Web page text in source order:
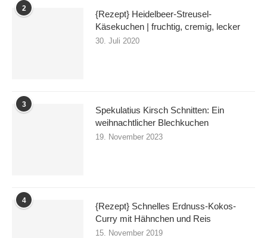
2
{Rezept} Heidelbeer-Streusel-
Käsekuchen | fruchtig, cremig, lecker
30. Juli 2020
3
Spekulatius Kirsch Schnitten: Ein
weihnachtlicher Blechkuchen
19. November 2023
4
{Rezept} Schnelles Erdnuss-Kokos-
Curry mit Hähnchen und Reis
15. November 2019